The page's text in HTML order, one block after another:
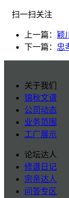
扫一扫关注
上一篇： 颖
下一篇： 忠
关于我们
锦秋文谱
公司动态
业务范围
工厂展示
论坛达人
修谱日记
宗亲达人
问答专区